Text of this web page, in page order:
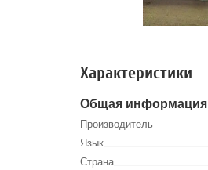
Характеристики
Общая информация
Производитель
Язык
Страна